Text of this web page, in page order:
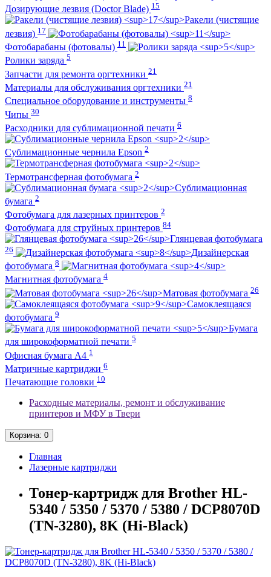
Дозирующие лезвия (Doctor Blade) 15
Ракели (чистящие
лезвия) 17
Фотобарабаны (фотовалы) 11
Ролики заряда 5
Запчасти для ремонта оргтехники 21
Материалы для обслуживания оргтехники 21
Специальное оборудование и инструменты 8
Чипы 30
Расходники для сублимационной печати 6
Сублимационные чернила Epson 2
Термотрансферная фотобумага 2
Сублимационная
бумага 2
Фотобумага для лазерных принтеров 2
Фотобумага для струйных принтеров 84
Глянцевая фотобумага
26
Дизайнерская
фотобумага 8
Магнитная фотобумага 4
Матовая фотобумага 26
Самоклеящаяся
фотобумага 9
Бумага
для широкоформатной печати 5
Офисная бумага А4 1
Матричные картриджи 6
Печатающие головки 10
Расходные материалы, ремонт и обслуживание
принтеров и МФУ в Твери
Корзина: 0
Главная
Лазерные картриджи
Тонер-картридж для Brother HL-
5340 / 5350 / 5370 / 5380 / DCP8070D
(TN-3280), 8K (Hi-Black)